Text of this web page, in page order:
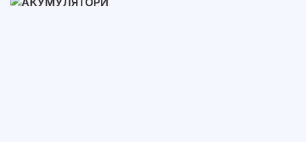
3-10 кВт